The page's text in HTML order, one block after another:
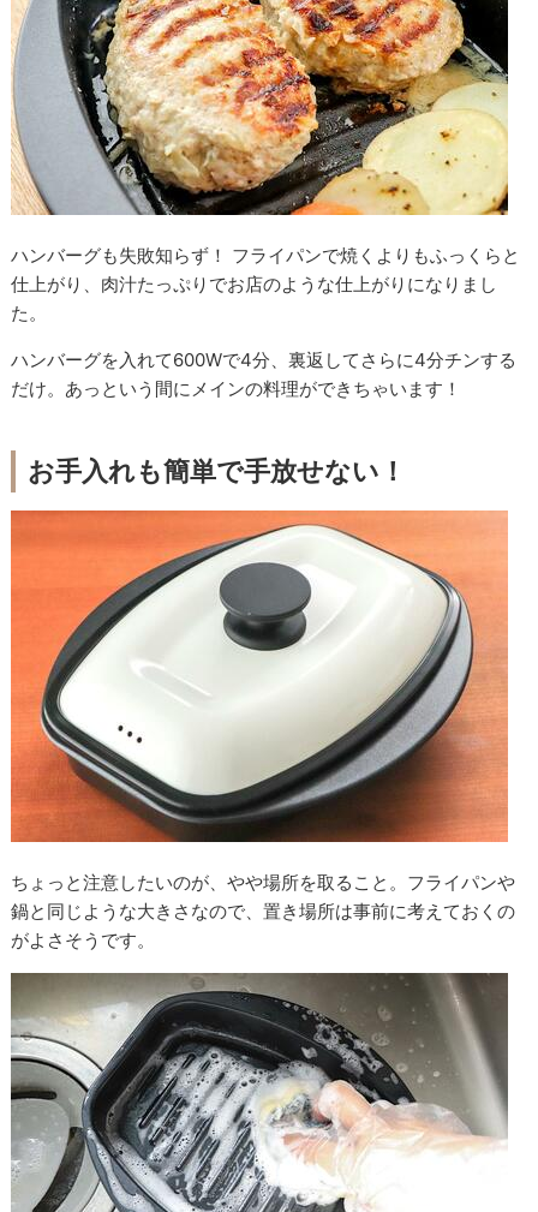
ハンバーグも失敗知らず！ フライパンで焼くよりもふっくらと
仕上がり、肉汁たっぷりでお店のような仕上がりになりまし
た。
ハンバーグを入れて600Wで4分、裏返してさらに4分チンする
だけ。あっという間にメインの料理ができちゃいます！
お手入れも簡単で手放せない！
ちょっと注意したいのが、やや場所を取ること。フライパンや
鍋と同じような大きさなので、置き場所は事前に考えておくの
がよさそうです。